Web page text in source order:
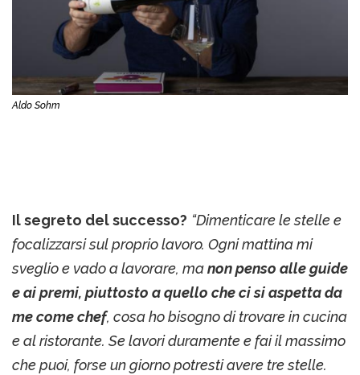
Aldo Sohm
Il segreto del successo? “Dimenticare le stelle e
focalizzarsi sul proprio lavoro. Ogni mattina mi
sveglio e vado a lavorare, manon penso alle guide
e ai premi, piuttosto a quello che ci si aspetta da
me come chef, cosa ho bisogno di trovare in cucina
e al ristorante. Se lavori duramente e fai il massimo
che puoi, forse un giorno potresti avere tre stelle.